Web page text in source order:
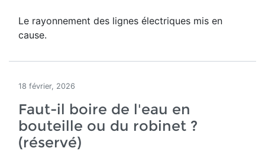
Le rayonnement des lignes électriques mis en
cause.
18 février, 2026
Faut-il boire de l'eau en
bouteille ou du robinet ?
(réservé)